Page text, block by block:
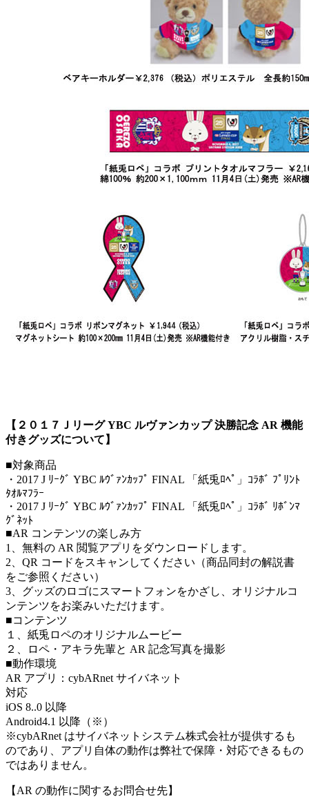
【２０１７Ｊリーグ YBC ルヴァンカップ 決勝記念 AR 機能
付きグッズについて】
■対象商品
・2017 J ﾘｰｸﾞ YBC ﾙｳﾞｧﾝｶｯﾌﾟ FINAL 「紙兎ﾛﾍﾟ」ｺﾗﾎﾞ ﾌﾟﾘﾝﾄ
ﾀｵﾙﾏﾌﾗｰ
・2017 J ﾘｰｸﾞ YBC ﾙｳﾞｧﾝｶｯﾌﾟ FINAL 「紙兎ﾛﾍﾟ」ｺﾗﾎﾞ ﾘﾎﾞﾝﾏ
ｸﾞﾈｯﾄ
■AR コンテンツの楽しみ方
1、無料の AR 閲覧アプリをダウンロードします。
2、QR コードをスキャンしてください（商品同封の解説書
をご参照ください）
3、グッズのロゴにスマートフォンをかざし、オリジナルコ
ンテンツをお楽みいただけます。
■コンテンツ
１、紙兎ロペのオリジナルムービー
２、ロペ・アキラ先輩と AR 記念写真を撮影
■動作環境
AR アプリ：cybARnet サイバネット
対応
iOS 8..0 以降
Android4.1 以降（※）
※cybARnet はサイバネットシステム株式会社が提供するも
のであり、アプリ自体の動作は弊社で保障・対応できるもの
ではありません。
【AR の動作に関するお問合せ先】